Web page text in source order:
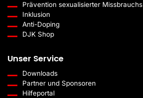
Prävention sexualisierter Missbrauchs
Inklusion
Anti-Doping
DJK Shop
Unser Service
Downloads
Partner und Sponsoren
Hilfeportal